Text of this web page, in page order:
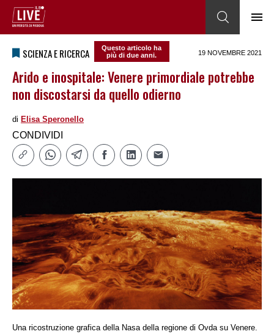
SCIENZA E RICERCA
Questo articolo ha
più di due anni.
19 NOVEMBRE 2021
Arido e inospitale: Venere primordiale potrebbe
non discostarsi da quello odierno
di Elisa Speronello
CONDIVIDI
Una ricostruzione grafica della Nasa della regione di Ovda su Venere.